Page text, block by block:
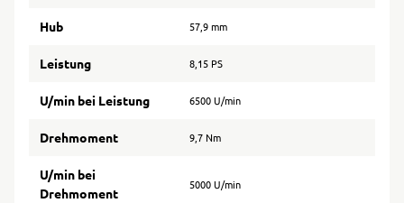
Hub 57,9 mm
Leistung 8,15 PS
U/min bei Leistung 6500 U/min
Drehmoment 9,7 Nm
U/min bei
Drehmoment
5000 U/min